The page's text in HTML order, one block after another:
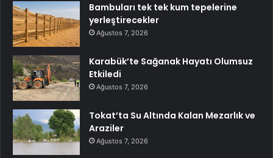
Bambuları tek tek kum tepelerine
yerleştirecekler
Ağustos 7, 2026
Karabük’te Sağanak Hayatı Olumsuz
Etkiledi
Ağustos 7, 2026
Tokat’ta Su Altında Kalan Mezarlık ve
Araziler
Ağustos 7, 2026